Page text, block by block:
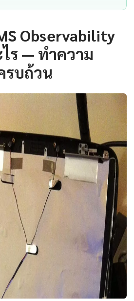
Observability
ร — ทำความ
รบถ้วน